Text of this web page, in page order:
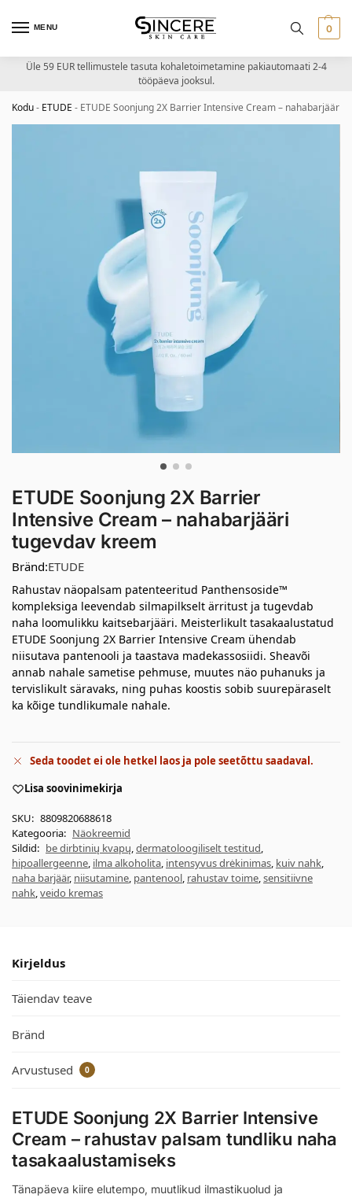
MENU 0
Üle 59 EUR tellimustele tasuta kohaletoimetamine pakiautomaati 2-4
tööpäeva jooksul.
Kodu- ETUDE - ETUDE Soonjung 2X Barrier Intensive Cream – nahabarjääri
ETUDE Soonjung 2X Barrier
Intensive Cream – nahabarjääri
tugevdav kreem
Bränd:ETUDE
Rahustav näopalsam patenteeritud Panthensoside™
kompleksiga leevendab silmapilkselt ärritust ja tugevdab
naha loomulikku kaitsebarjääri. Meisterlikult tasakaalustatud
ETUDE Soonjung 2X Barrier Intensive Cream ühendab
niisutava pantenooli ja taastava madekassosiidi. Sheavõi
annab nahale sametise pehmuse, muutes näo puhanuks ja
tervislikult säravaks, ning puhas koostis sobib suurepäraselt
ka kõige tundlikumale nahale.
Seda toodet ei ole hetkel laos ja pole seetõttu saadaval.
Lisa soovinimekirja
SKU: 8809820688618
Kategooria: Näokreemid
Sildid: be dirbtinių kvapų,dermatoloogiliselt testitud,
hipoallergeenne, ilma alkoholita, intensyvus drėkinimas, kuiv nahk,
naha barjäär, niisutamine, pantenool, rahustav toime,sensitiivne
nahk,veido kremas
Kirjeldus
Täiendav teave
Bränd
Arvustused 0
ETUDE Soonjung 2X Barrier Intensive
Cream – rahustav palsam tundliku naha
tasakaalustamiseks
Tänapäeva kiire elutempo, muutlikud ilmastikuolud ja